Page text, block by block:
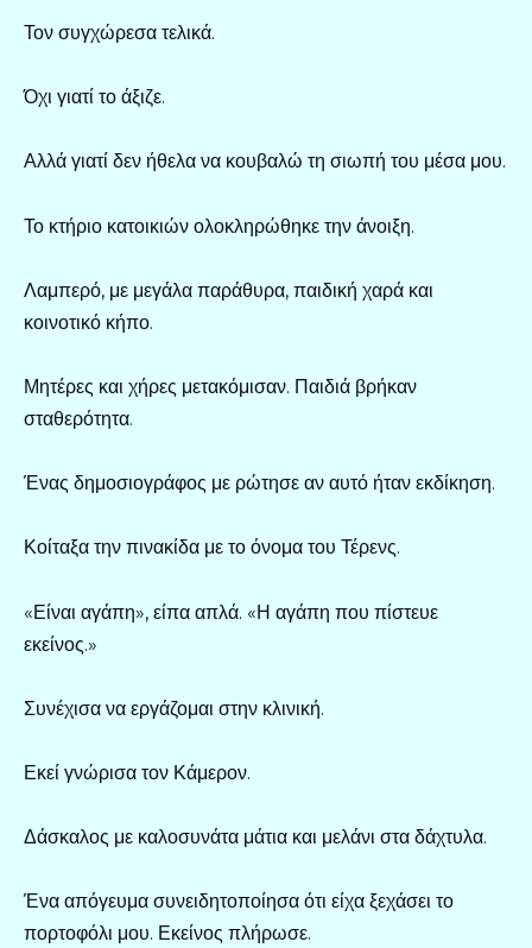
Τον συγχώρεσα τελικά.
Όχι γιατί το άξιζε.
Αλλά γιατί δεν ήθελα να κουβαλώ τη σιωπή του μέσα μου.
Το κτήριο κατοικιών ολοκληρώθηκε την άνοιξη.
Λαμπερό, με μεγάλα παράθυρα, παιδική χαρά και
κοινοτικό κήπο.
Μητέρες και χήρες μετακόμισαν. Παιδιά βρήκαν
σταθερότητα.
Ένας δημοσιογράφος με ρώτησε αν αυτό ήταν εκδίκηση.
Κοίταξα την πινακίδα με το όνομα του Τέρενς.
«Είναι αγάπη», είπα απλά. «Η αγάπη που πίστευε
εκείνος.»
Συνέχισα να εργάζομαι στην κλινική.
Εκεί γνώρισα τον Κάμερον.
Δάσκαλος με καλοσυνάτα μάτια και μελάνι στα δάχτυλα.
Ένα απόγευμα συνειδητοποίησα ότι είχα ξεχάσει το
πορτοφόλι μου. Εκείνος πλήρωσε.